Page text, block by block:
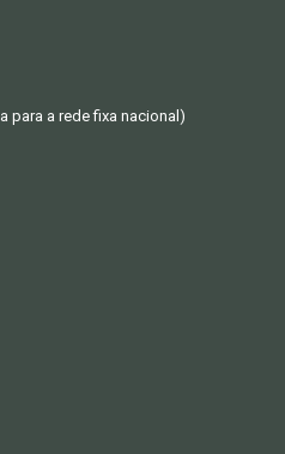
para a rede fixa nacional)